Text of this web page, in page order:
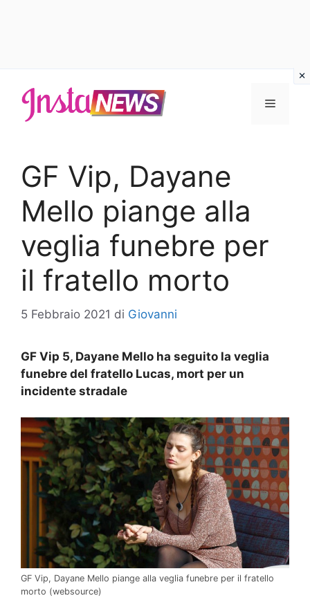
contenuto
Menu
GF Vip, Dayane
Mello piange alla
veglia funebre per
il fratello morto
5 Febbraio 2021 di Giovanni
GF Vip 5, Dayane Mello ha seguito la veglia
funebre del fratello Lucas, mort per un
incidente stradale
GF Vip, Dayane Mello piange alla veglia funebre per il fratello
morto (websource)